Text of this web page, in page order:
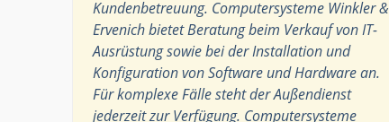
Kundenbetreuung. Computersysteme Winkler &
Ervenich bietet Beratung beim Verkauf von IT-
Ausrüstung sowie bei der Installation und
Konfiguration von Software und Hardware an.
Für komplexe Fälle steht der Außendienst
jederzeit zur Verfügung. Computersysteme